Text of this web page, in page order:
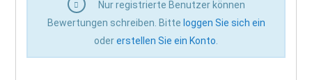
Nur registrierte Benutzer können
Bewertungen schreiben. Bitte loggen Sie sich ein
odererstellen Sie ein Konto.